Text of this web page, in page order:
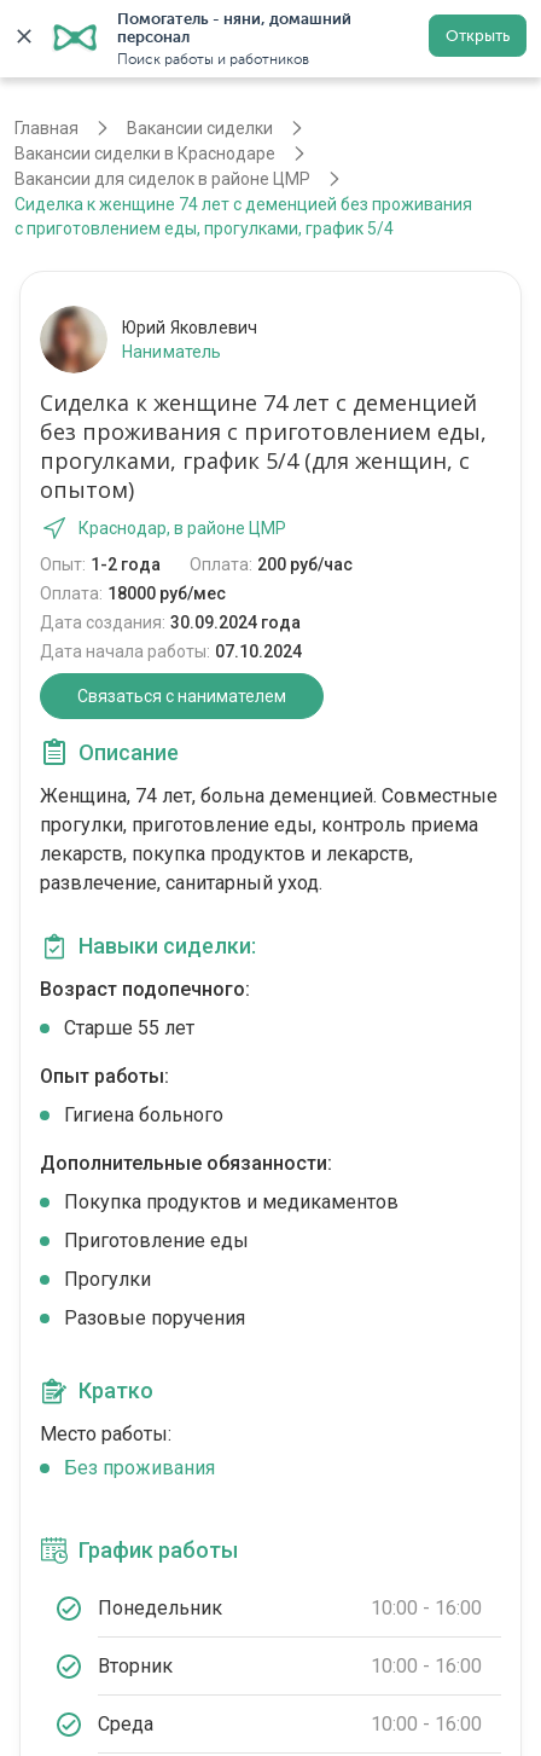
Помогатель - няни, домашний
персонал
Поиск работы и работников
Открыть
Краснодар Регистрация
Главная
Вакансии сиделки
Вакансии сиделки в Краснодаре
Вакансии для сиделок в районе ЦМР
Сиделка к женщине 74 лет с деменцией без проживания
с приготовлением еды, прогулками, график 5/4
Юрий Яковлевич
Наниматель
Сиделка к женщине 74 лет с деменцией
без проживания с приготовлением еды,
прогулками, график 5/4 (для женщин, с
опытом)
Краснодар, в районе ЦМР
Опыт: 1-2 года Оплата: 200 руб/час
Оплата: 18000 руб/мес
Дата создания: 30.09.2024 года
Дата начала работы: 07.10.2024
Связаться с нанимателем
Описание
Женщина, 74 лет, больна деменцией. Совместные
прогулки, приготовление еды, контроль приема
лекарств, покупка продуктов и лекарств,
развлечение, санитарный уход.
Навыки сиделки:
Возраст подопечного:
Cтарше 55 лет
Опыт работы:
Гигиена больного
Дополнительные обязанности:
Покупка продуктов и медикаментов
Приготовление еды
Прогулки
Разовые поручения
Кратко
Место работы:
Без проживания
График работы
Понедельник 10:00 - 16:00
Вторник 10:00 - 16:00
Среда 10:00 - 16:00